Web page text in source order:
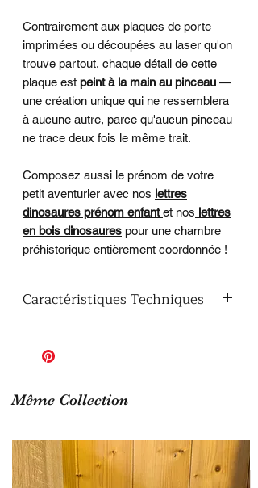
Contrairement aux plaques de porte
imprimées ou découpées au laser qu'on
trouve partout, chaque détail de cette
plaque est peint à la main au pinceau —
une création unique qui ne ressemblera
à aucune autre, parce qu'aucun pinceau
ne trace deux fois le même trait.
Composez aussi le prénom de votre
petit aventurier avec nos lettres
dinosaures prénom enfant et nos lettres
en bois dinosaures pour une chambre
préhistorique entièrement coordonnée !
Caractéristiques Techniques
léger et résistant
Dimensions :
Finition :Peinte entièrement à la
protection durable
Fixation : Crochet Delta à l'arrière,
fixation murale simple et rapide
Même Collection